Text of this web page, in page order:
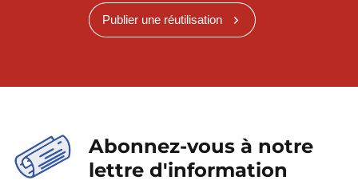
Publier une réutilisation
Abonnez-vous à notre
lettre d'information